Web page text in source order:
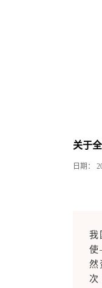
关于
日期：
我
使
然
次